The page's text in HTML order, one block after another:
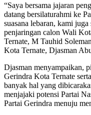
“Saya bersama jajaran
datang bersilaturahmi ke
suasana lebaran, kami
penjaringan calon Wali
Ternate, M Tauhid
Kota Ternate, Djasman
Djasman menyampaikan,
Gerindra Kota Ternate
banyak hal yang
menjajaki potensi Partai
Partai Gerindra menuju